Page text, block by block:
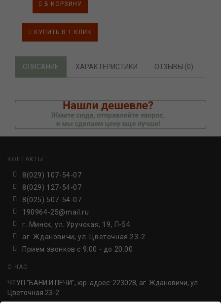
В КОРЗИНУ
КУПИТЬ В 1 КЛИК
ОПИСАНИЕ ХАРАКТЕРИСТИКИ ОТЗЫВЫ (0)
КОНТАКТЫ
8(029) 107-54-07
8(029) 127-54-07
8(025) 507-54-07
190964-25@mail.ru
г. Минск, ул. Уручская, 19, П-54
аг. Ждановичи, ул. Цветочная 23-2
Прием звонков c 9:00 - до 20:00
О НАС
ЧТУП "БАНИ И ПЕЧИ", юр. адрес: 223028, аг. Ждановичи, ул.
Цветочная 23-2.